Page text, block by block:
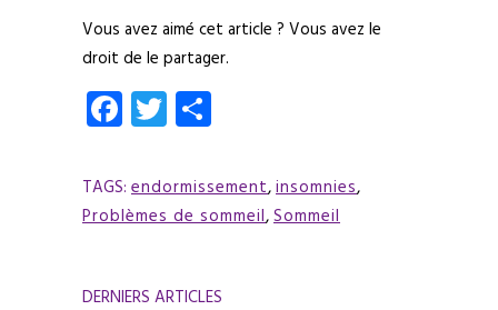
Vous avez aimé cet article ? Vous avez le
droit de le partager.
Facebook
Twitter
TAGS: endormissement,insomnies,
Problèmes de sommeil,Sommeil
DERNIERS ARTICLES